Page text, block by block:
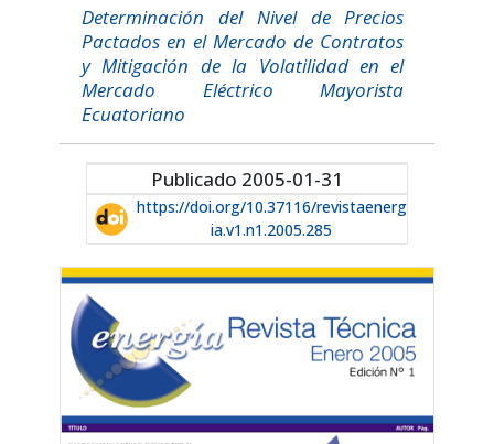
Determinación del Nivel de Precios
Pactados en el Mercado de Contratos
y Mitigación de la Volatilidad en el
Mercado Eléctrico Mayorista
Ecuatoriano
Publicado 2005-01-31
https://doi.org/10.37116/revistaenerg
ia.v1.n1.2005.285